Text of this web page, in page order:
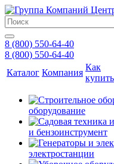
8 (800) 550-64-40
8 (800) 550-64-40
Каталог Компания
Как
купить
оборудование
и бензоинструмент
электростанции